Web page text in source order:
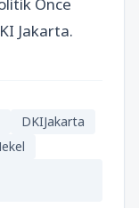
Jakarta.
DKIJakarta